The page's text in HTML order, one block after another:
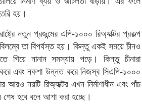
হয়।
নতুন প্রজন্মের এপি-১০০০ রিঅ্যাক্টর প্রকল্প
তা বিপর্যস্ত হয়। কিন্তু একই সময়ে চীনও
গিয়ে নানান সমস্যায় পড়ে। কিন্তু চীনারা
এবং নকশা উন্নত করে নিজস্ব সিএপি-১০০০
নয়টি রিঅ্যাক্টর এখন নির্মাণাধীন এবং পাঁচ
হবে বলে আশা করা হচ্ছে।